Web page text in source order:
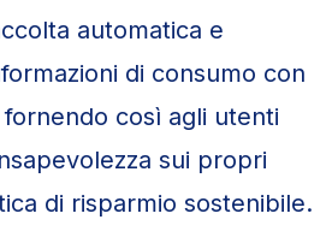
automatica e
di consumo con
così agli utenti
sui propri
di risparmio sostenibile.